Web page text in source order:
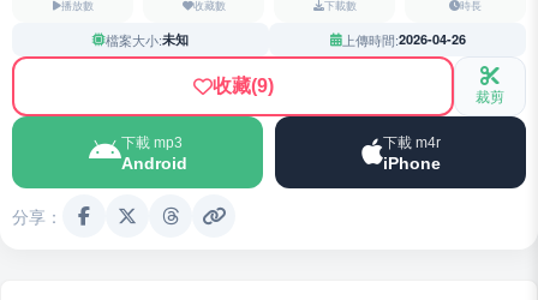
播放數 收藏數 下載數 時長
檔案大小:未知 上傳時間:2026-04-26
收藏(9) 裁剪
下載 mp3
Android
下載 m4r
iPhone
分享：